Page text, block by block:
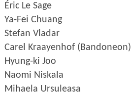
Éric Le Sage
Ya-Fei Chuang
Stefan Vladar
Carel Kraayenhof (Bandoneon)
Hyung-ki Joo
Naomi Niskala
Mihaela Ursuleasa